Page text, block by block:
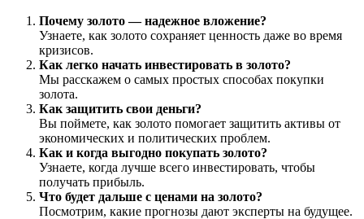
Почему золото — надежное вложение?
Узнаете, как золото сохраняет ценность даже во время
кризисов.
Как легко начать инвестировать в золото?
Мы расскажем о самых простых способах покупки
золота.
Как защитить свои деньги?
Вы поймете, как золото помогает защитить активы от
экономических и политических проблем.
Как и когда выгодно покупать золото?
Узнаете, когда лучше всего инвестировать, чтобы
получать прибыль.
Что будет дальше с ценами на золото?
Посмотрим, какие прогнозы дают эксперты на будущее.